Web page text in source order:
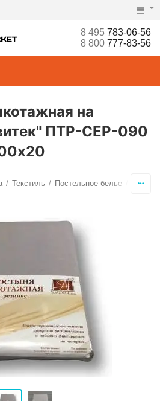
8 495783-06-56
8 800777-83-56
на
ПТР-СЕР-090
/ Текстиль / Постельное белье